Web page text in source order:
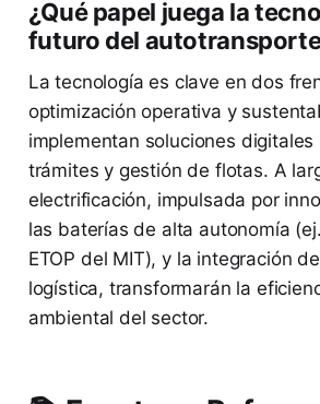
¿Qué papel juega la
futuro del
La tecnología es clave en dos
optimización operativa y
implementan soluciones digitales
trámites y gestión de flotas. A
electrificación, impulsada por
las baterías de alta autonomía
ETOP del MIT), y la integración
logística, transformarán la
ambiental del sector.